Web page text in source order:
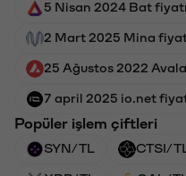
5 Nisan 2024 Bat fiyatı
2 Mart 2025 Mina
25 Ağustos 2022
7 april 2025 io.net
Popüler işlem çiftleri
SYN/TL CTSI/